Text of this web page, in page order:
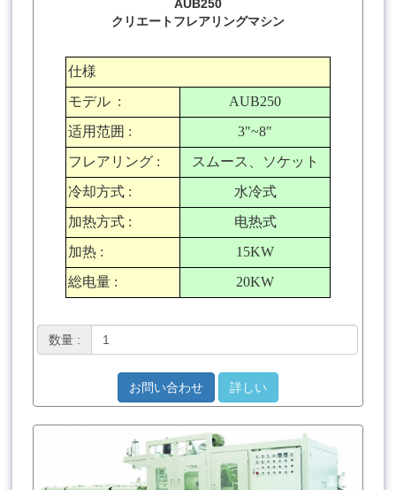
AUB250
クリエートフレアリングマシン
仕様
モデル :
AUB250
适用范囲 :
3"~8"
フレアリング :
スムース、ソケット
冷却方式 :
水冷式
加热方式 :
电热式
加热 :
15KW
総电量 : 20KW
数量 :
お問い合わせ 詳しい